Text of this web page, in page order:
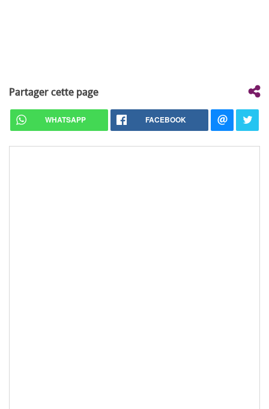
Partager cette page
WHATSAPP FACEBOOK